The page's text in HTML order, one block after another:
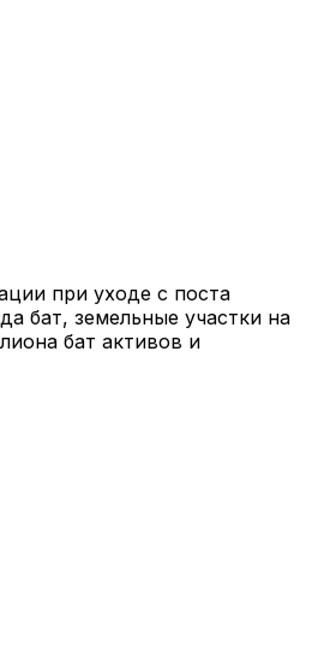
при уходе с поста
бат, земельные участки на
бат активов и